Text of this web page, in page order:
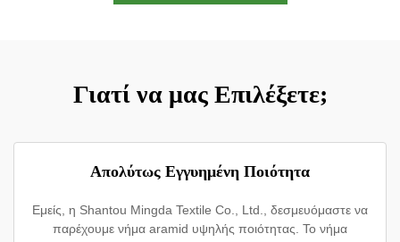
Γιατί να μας Επιλέξετε;
Απολύτως Εγγυημένη Ποιότητα
Εμείς, η Shantou Mingda Textile Co., Ltd., δεσμευόμαστε να
παρέχουμε νήμα aramid υψηλής ποιότητας. Το νήμα